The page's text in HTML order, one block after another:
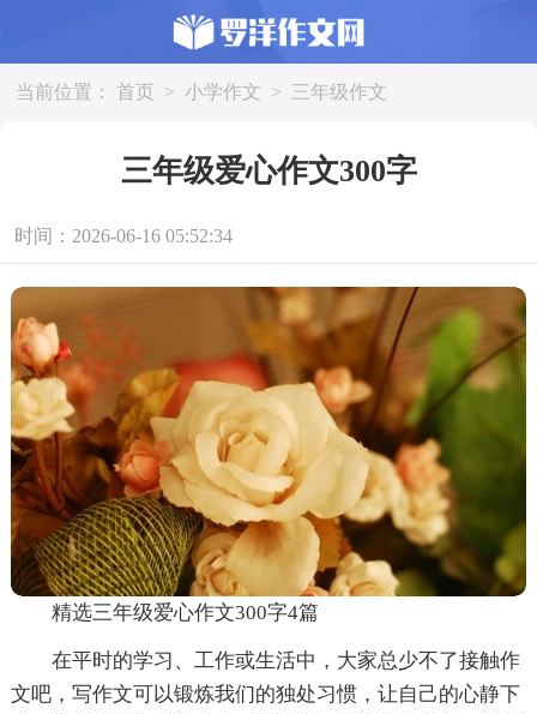
当前位置： 首页 > 小学作文 > 三年级作文
三年级爱心作文300字
时间：2026-06-16 05:52:34
精选三年级爱心作文300字4篇
在平时的学习、工作或生活中，大家总少不了接触作
文吧，写作文可以锻炼我们的独处习惯，让自己的心静下